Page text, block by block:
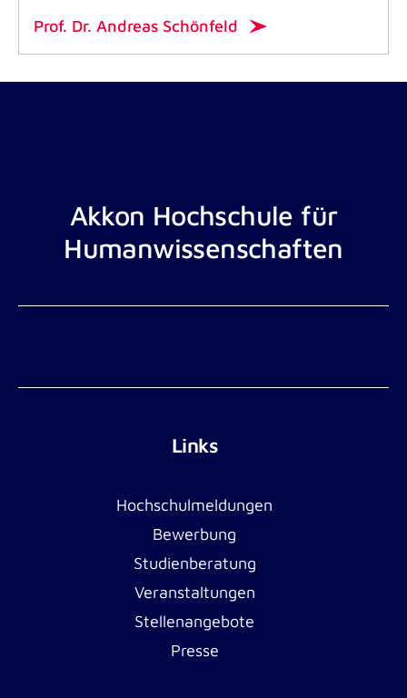
Prof. Dr. Andreas Schönfeld
Akkon Hochschule für
Humanwissenschaften
Links
Hochschulmeldungen
Bewerbung
Studienberatung
Veranstaltungen
Stellenangebote
Presse